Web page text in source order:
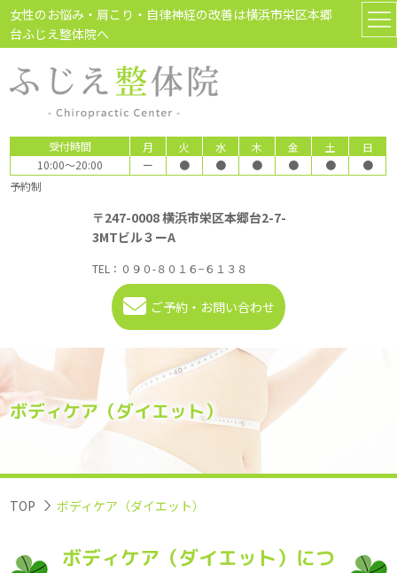
女性のお悩み・肩こり・自律神経の改善は横浜市栄区本郷
台ふじえ整体院へ
受付時間 月 火 水 木 金 土
日
10:00～20:00
ー ● ● ● ● ●
●
予約制
〒247-0008 横浜市栄区本郷台2-7-
3MTビル３ーA
TEL： ０９０-８０１６−６１３８
ご予約・お問い合わせ
ボディケア（ダイエット）
TOP ボディケア（ダイエット）
ボディケア（ダイエット）につ